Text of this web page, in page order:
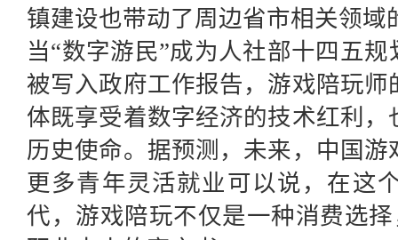
镇建设也带动了周边省市相关领域
当“数字游民”成为人社部十四五
被写入政府工作报告，游戏陪玩
体既享受着数字经济的技术红利
历史使命。据预测，未来，中国
更多青年灵活就业可以说，在这
代，游戏陪玩不仅是一种消费选